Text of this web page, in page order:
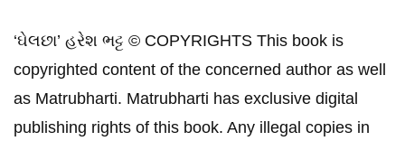
‘ઘેલછા’ હરેશ ભટ્ટ © COPYRIGHTS This book is
copyrighted content of the concerned author as well
as Matrubharti. Matrubharti has exclusive digital
publishing rights of this book. Any illegal copies in